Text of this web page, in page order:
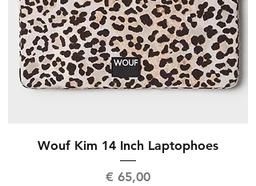
Wouf Kim 14 Inch Laptophoes
Prijs
€ 65,00